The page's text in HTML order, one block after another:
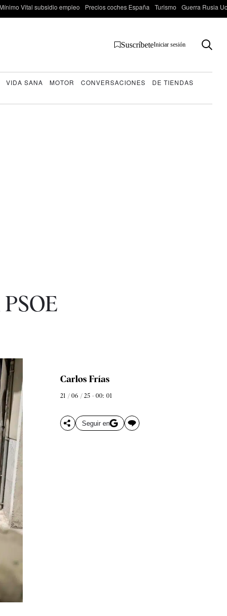
Vital subsidio empleo Precios coches España Turismo Guerra Rusia
SuscríbeteIniciar sesión
VIDA SANA MOTOR CONVERSACIONES
DE TIENDAS
Carlos Frías
21 / 06 / 25 - 00: 01
Seguir en